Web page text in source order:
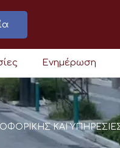
Ενημέρωση
ΚΑΙ